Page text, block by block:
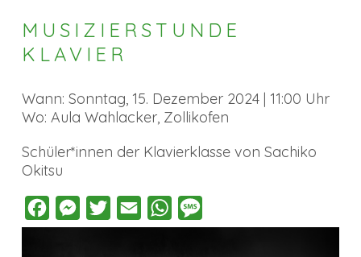
MUSIZIERSTUNDE
KLAVIER
Wann: Sonntag, 15. Dezember 2024 | 11:00 Uhr
Wo: Aula Wahlacker, Zollikofen
Schüler*innen der Klavierklasse von Sachiko
Okitsu
FacebookMessenger
Twitter Email WhatsApp